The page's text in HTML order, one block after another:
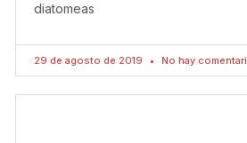
diatomeas
29 de agosto de 2019 No hay